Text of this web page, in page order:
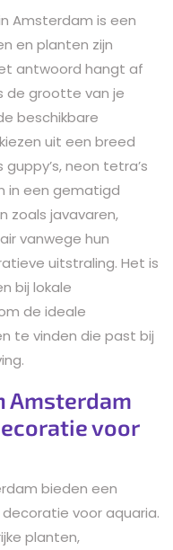
Amsterdam is een
en planten zijn
antwoord hangt af
de grootte van je
beschikbare
uit een breed
neon tetra’s
in een gematigd
zoals javavaren,
vanwege hun
uitstraling. Het is
bij lokale
de ideale
te vinden die past bij
Amsterdam
voor
bieden een
voor aquaria.
planten,